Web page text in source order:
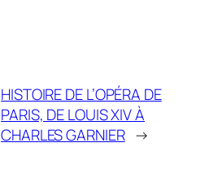
HISTOIRE DE L’OPÉRA DE
PARIS, DE LOUIS XIV À
CHARLES GARNIER →